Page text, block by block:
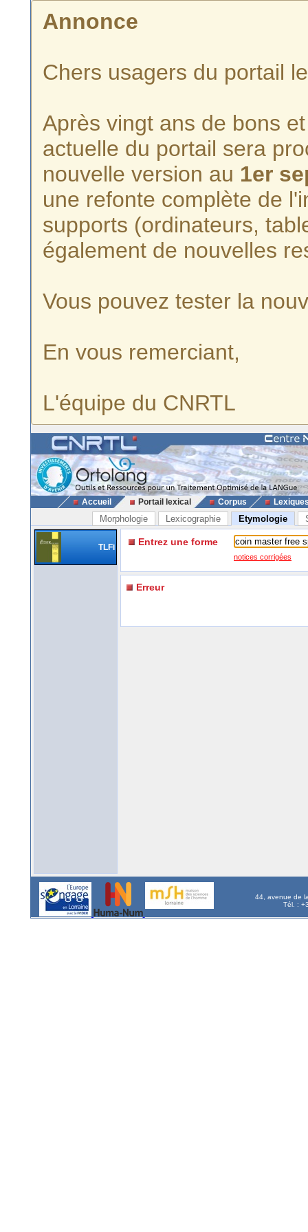
Annonce
Chers usagers du portail
Après vingt ans de bons
actuelle du portail sera
nouvelle version au 1er
une refonte complète de
supports (ordinateurs,
également de nouvelles
Vous pouvez tester la
En vous remerciant,
L'équipe du CNRTL
Accueil Portail lexical Corpus
Morphologie Lexicographie Etymologie
TLFi Entrez une forme
notices corrigées
Erreur
44, avenue de
Tél. :